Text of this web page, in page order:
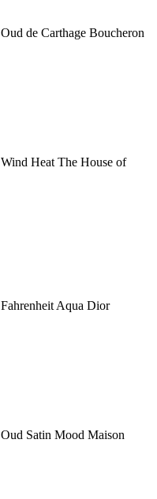
Oud de Carthage Boucheron
Wind Heat The House of
Fahrenheit Aqua Dior
Oud Satin Mood Maison